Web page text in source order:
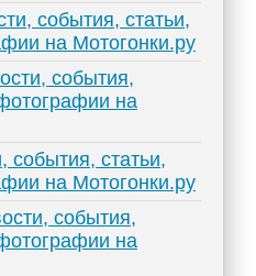
события, статьи,
на Мотогонки.ру
события,
на
события, статьи,
на Мотогонки.ру
события,
на